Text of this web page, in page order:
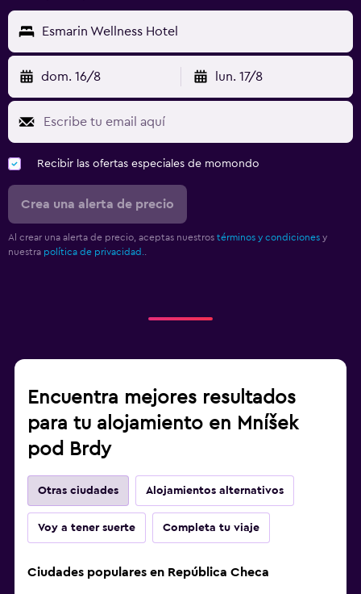
Esmarin Wellness Hotel
dom. 16/8 lun. 17/8
Recibir las ofertas especiales de momondo
Crea una alerta de precio
Al crear una alerta de precio, aceptas nuestros términos y condiciones y
nuestra política de privacidad.
Encuentra mejores resultados
para tu alojamiento en Mníšek
pod Brdy
Otras ciudades Alojamientos alternativos
Voy a tener suerte Completa tu viaje
Ciudades populares en República Checa